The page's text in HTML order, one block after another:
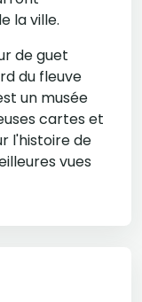
la ville.
de guet
du fleuve
un musée
cartes et
l'histoire de
vues